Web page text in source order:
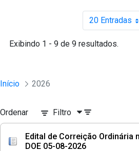
20 Entradas
Por
Exibindo 1 - 9 de 9 resultados.
Início 2026
Ordenar Filtro
Edital de Correição Ordinária
DOE 05-08-2026